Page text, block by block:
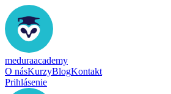
meduraacademy
O násKurzyBlogKontakt
Prihlásenie